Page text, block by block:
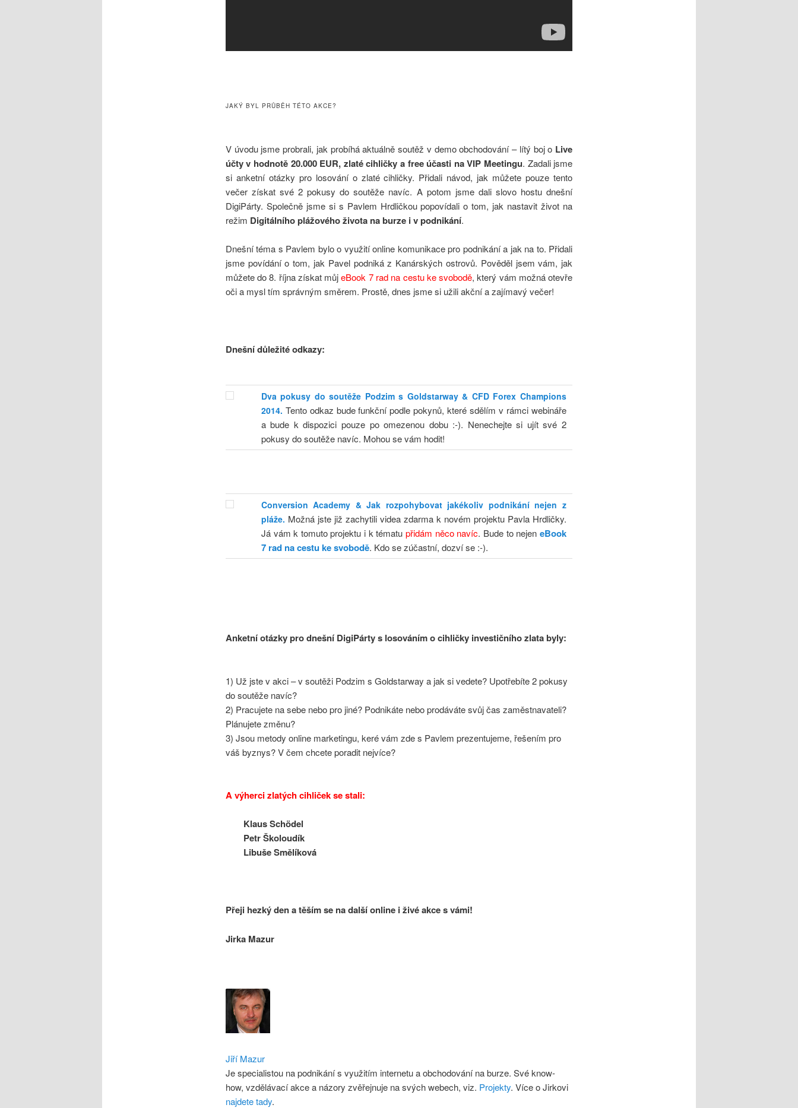
JAKÝ BYL PRŮBĚH TÉTO AKCE?
V úvodu jsme probrali, jak probíhá aktuálně soutěž v demo obchodování – lítý boj o Live
účty v hodnotě 20.000 EUR, zlaté cihličky a free účasti na VIP Meetingu. Zadali jsme
si anketní otázky pro losování o zlaté cihličky. Přidali návod, jak můžete pouze tento
večer získat své 2 pokusy do soutěže navíc. A potom jsme dali slovo hostu dnešní
DigiPárty. Společně jsme si s Pavlem Hrdličkou popovídali o tom, jak nastavit život na
režim Digitálního plážového života na burze i v podnikání.
Dnešní téma s Pavlem bylo o využití online komunikace pro podnikání a jak na to. Přidali
jsme povídání o tom, jak Pavel podniká z Kanárských ostrovů. Pověděl jsem vám, jak
můžete do 8. října získat můjeBook 7 rad na cestu ke svobodě, který vám možná otevře
oči a mysl tím správným směrem. Prostě, dnes jsme si užili akční a zajímavý večer!
Dnešní důležité odkazy:
Dva pokusy do soutěže Podzim s Goldstarway & CFD Forex Champions
2014. Tento odkaz bude funkční podle pokynů, které sdělím v rámci webináře
a bude k dispozici pouze po omezenou dobu :-). Nenechejte si ujít své 2
pokusy do soutěže navíc. Mohou se vám hodit!
Conversion Academy & Jak rozpohybovat jakékoliv podnikání nejen z
pláže. Možná jste již zachytili videa zdarma k novém projektu Pavla Hrdličky.
Já vám k tomuto projektu i k tématu přidám něco navíc. Bude to nejen eBook
7 rad na cestu ke svobodě. Kdo se zúčastní, dozví se :-).
Anketní otázky pro dnešní DigiPárty s losováním o cihličky investičního zlata byly:
1) Už jste v akci – v soutěži Podzim s Goldstarway a jak si vedete? Upotřebíte 2 pokusy
do soutěže navíc?
2) Pracujete na sebe nebo pro jiné? Podnikáte nebo prodáváte svůj čas zaměstnavateli?
Plánujete změnu?
3) Jsou metody online marketingu, keré vám zde s Pavlem prezentujeme, řešením pro
váš byznys? V čem chcete poradit nejvíce?
A výherci zlatých cihliček se stali:
Klaus Schödel
Petr Školoudík
Libuše Smělíková
Přeji hezký den a těším se na další online i živé akce s vámi!
Jirka Mazur
Jiří Mazur
Je specialistou na podnikání s využitím internetu a obchodování na burze. Své know-
how, vzdělávací akce a názory zvěřejnuje na svých webech, viz. Projekty. Více o Jirkovi
najdete tady.